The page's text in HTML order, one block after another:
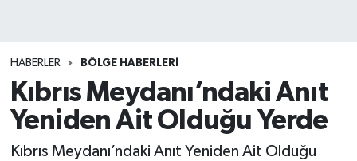
HABERLER BÖLGE HABERLERI
Kıbrıs Meydanı’ndaki Anıt
Yeniden Ait Olduğu Yerde
Kıbrıs Meydanı’ndaki Anıt Yeniden Ait Olduğu
Tüm Manşetler
Son Dakika Haberleri